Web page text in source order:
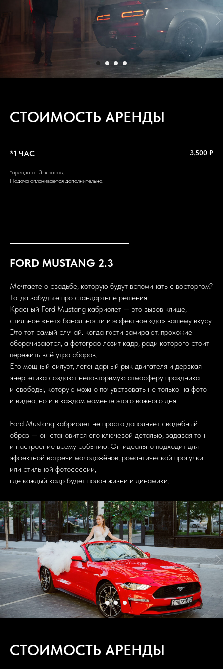
СТОИМОСТЬ АРЕНДЫ
*1 ЧАС 3.500 ₽
*аренда от 3-х часов.
Подача оплачивается дополнительно.
FORD MUSTANG 2.3
Мечтаете о свадьбе, которую будут вспоминать с восторгом?
Тогда забудьте про стандартные решения.
Красный Ford Mustang кабриолет — это вызов клише,
стильное «нет» банальности и эффектное «да» вашему вкусу.
Это тот самый случай, когда гости замирают, прохожие
оборачиваются, а фотограф ловит кадр, ради которого стоит
пережить всё утро сборов.
Его мощный силуэт, легендарный рык двигателя и дерзкая
энергетика создают неповторимую атмосферу праздника
и свободы, которую можно почувствовать не только на фото
и видео, но и в каждом моменте этого важного дня.
Ford Mustang кабриолет не просто дополняет свадебный
образ — он становится его ключевой деталью, задавая тон
и настроение всему событию. Он идеально подходит для
эффектной встречи молодожёнов, романтической прогулки
или стильной фотосессии,
где каждый кадр будет полон жизни и динамики.
СТОИМОСТЬ АРЕНДЫ